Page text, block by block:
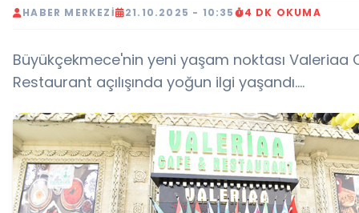
HABER MERKEZI 21.10.2025 - 10:35 4 DK OKUMA
Büyükçekmece'nin yeni yaşam noktası Valeriaa
Restaurant açılışında yoğun ilgi yaşandı....